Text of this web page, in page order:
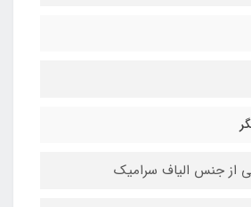
از جنس الیاف سرامیک